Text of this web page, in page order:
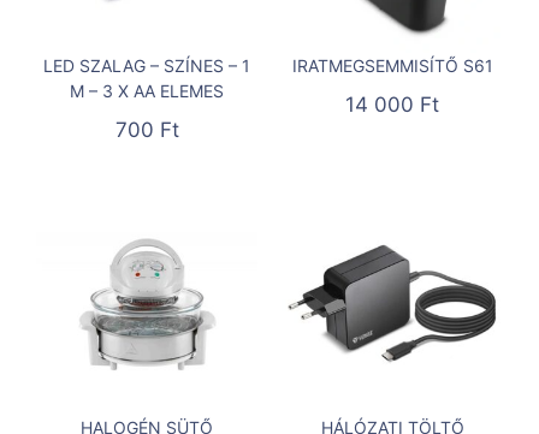
LED SZALAG – SZÍNES – 1
M – 3 X AA ELEMES
700 Ft
IRATMEGSEMMISÍTŐ S61
14 000 Ft
HALOGÉN SÜTŐ HÁLÓZATI TÖLTŐ